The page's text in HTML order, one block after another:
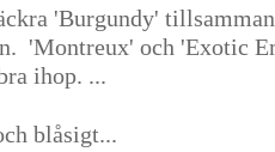
'Burgundy'
'Montreux' och 'Exotic
ihop. ...
blåsigt...